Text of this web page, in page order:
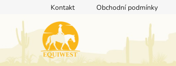
obsah
Kontakt Obchodní podmínky